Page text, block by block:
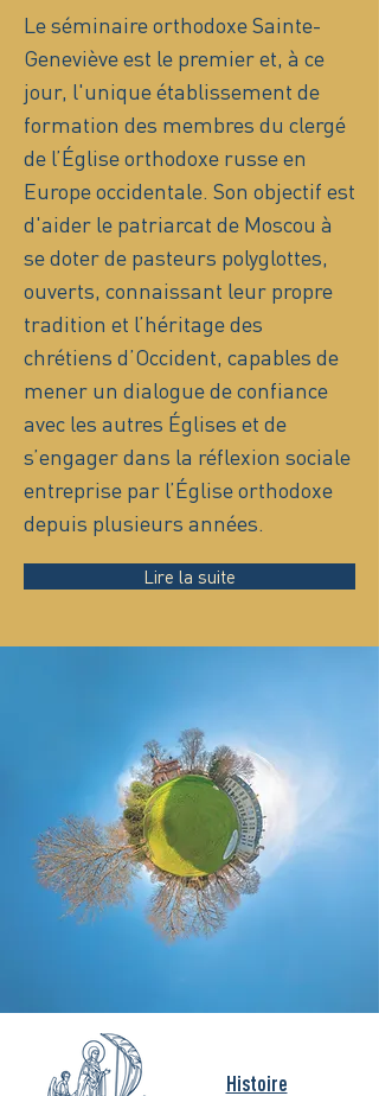
Le séminaire orthodoxe Sainte-
Geneviève est le premier et, à ce
jour, l'unique établissement de
formation des membres du clergé
de l’Église orthodoxe russe en
Europe occidentale. Son objectif est
d'aider le patriarcat de Moscou à
se doter de pasteurs polyglottes,
ouverts, connaissant leur propre
tradition et l’héritage des
chrétiens d’Occident, capables de
mener un dialogue de confiance
avec les autres Églises et de
s’engager dans la réflexion sociale
entreprise par l’Église orthodoxe
depuis plusieurs années.
Lire la suite
Histoire